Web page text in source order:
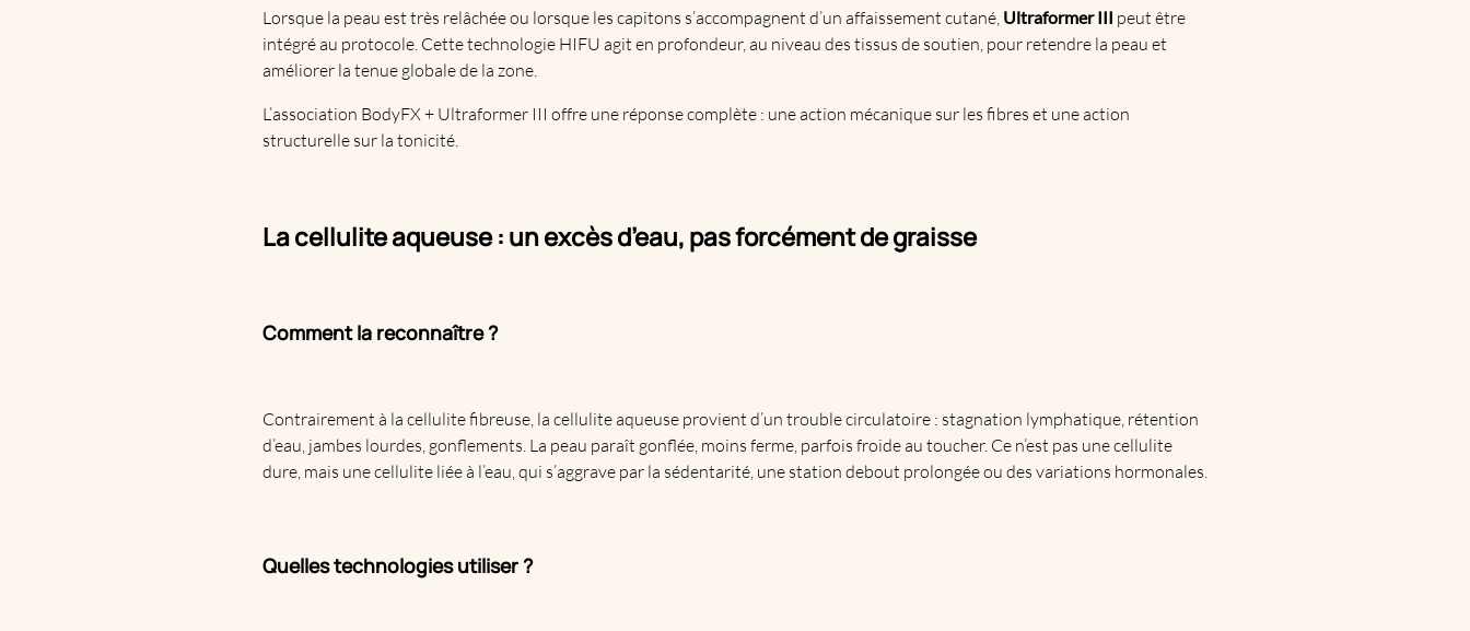
Lorsque la peau est très relâchée ou lorsque les capitons s’accompagnent d’un affaissement cutané, Ultraformer III peut être
intégré au protocole. Cette technologie HIFU agit en profondeur, au niveau des tissus de soutien, pour retendre la peau et
améliorer la tenue globale de la zone.
L’association BodyFX + Ultraformer III offre une réponse complète : une action mécanique sur les fibres et une action
structurelle sur la tonicité.
La cellulite aqueuse : un excès d’eau, pas forcément de graisse
Comment la reconnaître ?
Contrairement à la cellulite fibreuse, la cellulite aqueuse provient d’un trouble circulatoire : stagnation lymphatique, rétention
d’eau, jambes lourdes, gonflements. La peau paraît gonflée, moins ferme, parfois froide au toucher. Ce n’est pas une cellulite
dure, mais une cellulite liée à l’eau, qui s’aggrave par la sédentarité, une station debout prolongée ou des variations hormonales.
Quelles technologies utiliser ?